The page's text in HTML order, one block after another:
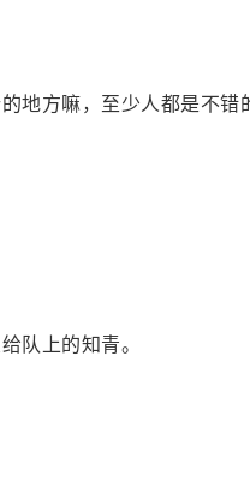
地方嘛，至少人都是不错
队上的知青。